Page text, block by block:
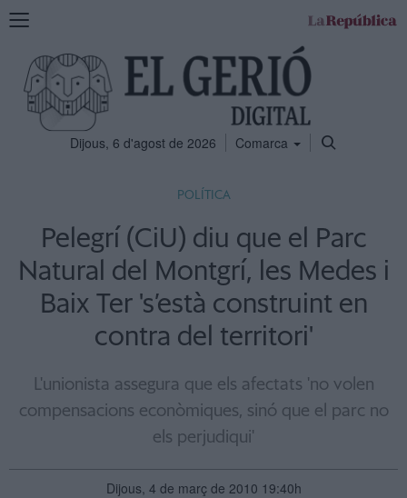
Mostra
navegació
Dijous, 6 d'agost de 2026 Comarca
POLÍTICA
Pelegrí (CiU) diu que el Parc
Natural del Montgrí, les Medes i
Baix Ter 's’està construint en
contra del territori'
L'unionista assegura que els afectats 'no volen
compensacions econòmiques, sinó que el parc no
els perjudiqui'
Dijous, 4 de març de 2010 19:40h